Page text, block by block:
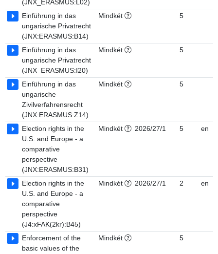
(JNX_ERASMUS:L02)
Einführung in das
ungarische Privatrecht
(JNX:ERASMUS:B14)
Mindkét 5
Einführung in das
ungarische Privatrecht
(JNX_ERASMUS:I20)
Mindkét 5
Einführung in das
ungarische
Zivilverfahrensrecht
(JNX:ERASMUS:Z14)
Mindkét 5
Election rights in the
U.S. and Europe - a
comparative
perspective
(JNX:ERASMUS:B31)
Mindkét 2026/27/1 5 en
Election rights in the
U.S. and Europe - a
comparative
perspective
(J4:xFAK(2kr):B45)
Mindkét 2026/27/1 2 en
Enforcement of the
basic values of the
Mindkét 5